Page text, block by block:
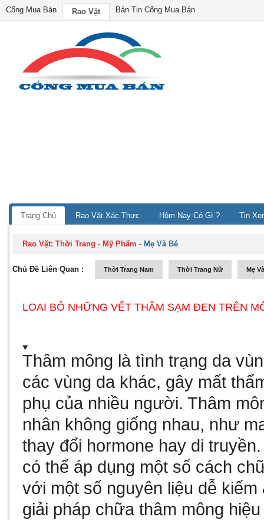
Cổng Mua Bán Rao Vặt Bản Tin Cổng Mua Bán
Trang Chủ Rao Vặt Xác Thực Hôm Nay Có Gì ? Tin
Rao Vặt:Thời Trang - Mỹ Phẩm - Mẹ Và Bé
Chủ Đề Liên Quan : Thời Trang Nam Thời Trang Nữ Mẹ
LOAI BỎ NHỮNG VẾT THÂM SẠM ĐEN TRÊN
Thâm mông là tình trạng da
các vùng da khác, gây mất
phụ của nhiều người. Thâm
nhân không giống nhau, như
thay đổi hormone hay di
có thể áp dụng một số cách
với một số nguyên liệu dễ
giải pháp chữa thâm mông